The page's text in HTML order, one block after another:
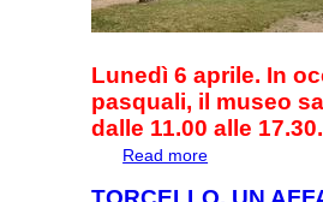
Lunedì 6 aprile. In
pasquali, il museo
dalle 11.00 alle 17.30.
Read more